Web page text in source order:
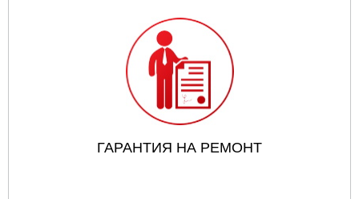
ГАРАНТИЯ НА РЕМОНТ